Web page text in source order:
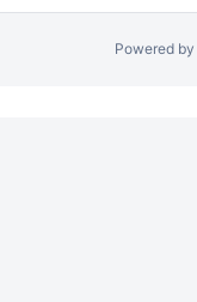
Powered by